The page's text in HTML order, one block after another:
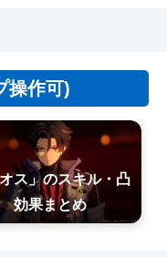
学教授に論破された
...
ｗｗｗｗｗ
モオタに破壊され
操作可)
ス」のスキル・凸
効果まとめ